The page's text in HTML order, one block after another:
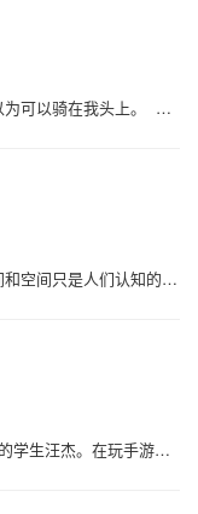
简介： 入赘三年，所有人都以为可以骑在我头上。 而我，只等她牵起我的手，便可以给她整个世界。 新书期一天两更，上架后三更。
简介： 爱因斯坦曾经说：时间和空间只是人们认知的一种错觉。一如井蛙望天，蝼蚁观地。唯有神灵横亘在时空之中而不朽，穿梭于世界之中而
简介： 身为尊贵的心悦会员3的学生汪杰。在玩手游《决斗之城》的时候，企鹅系统选中，送往游戏王的世界。虚妄预言、虚妄幻象傀儡……各